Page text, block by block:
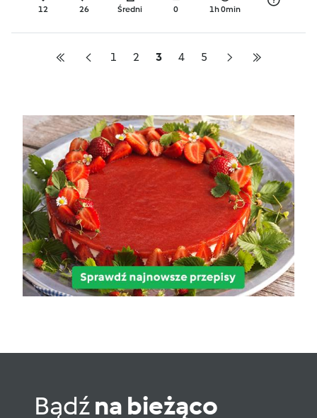
12 26 Średni 0 1h 0min
1 2 3 4 5
Bądźna bieżąco